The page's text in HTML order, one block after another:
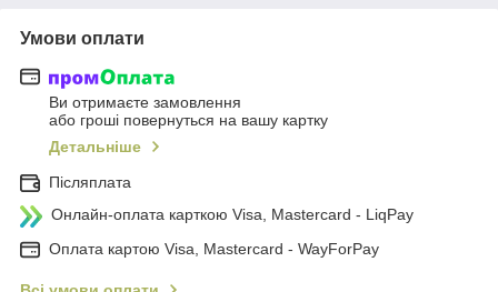
Умови оплати
Ви отримаєте замовлення
або гроші повернуться на вашу картку
Детальніше
Післяплата
Онлайн-оплата карткою Visa, Mastercard - LiqPay
Оплата картою Visa, Mastercard - WayForPay